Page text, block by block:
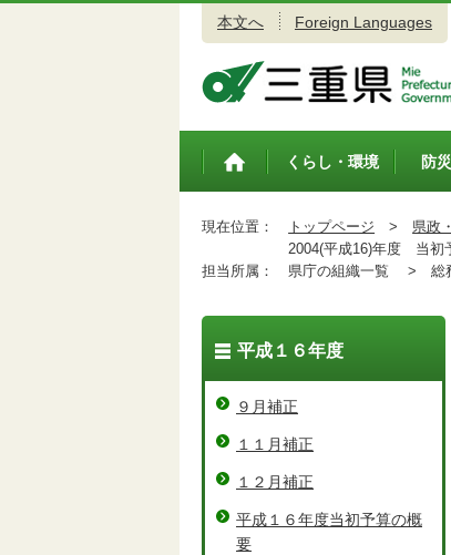
本文へ Foreign Languages
トップペ
くらし・環境 防
現在位置： トップページ > 県政
2004(平成16)年度 当初
担当所属：
県庁の組織一覧 > 総
平成１６年度
９月補正
１１月補正
１２月補正
平成１６年度当初予算の概
要